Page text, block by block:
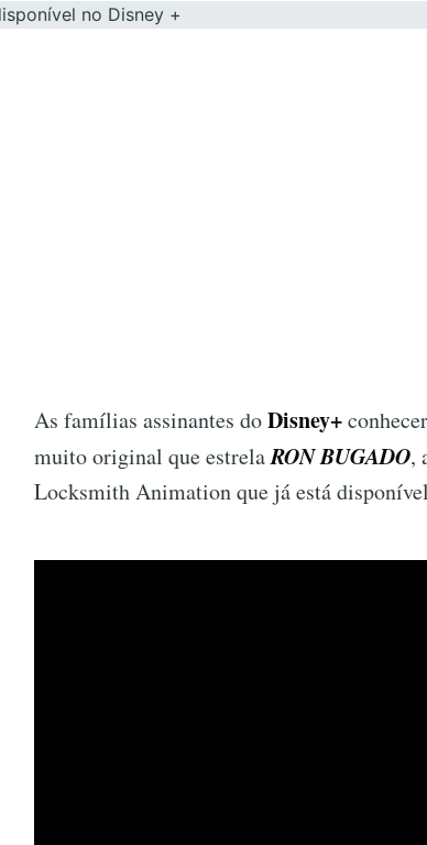
As famílias assinantes doDisney+
muito original que estrelaRON BUGADO,
Locksmith Animation que já está